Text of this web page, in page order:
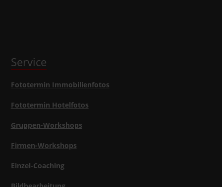
Service
Fototermin Immobilienfotos
Fototermin Hotelfotos
Gruppen-Workshops
Firmen-Workshops
Einzel-Coaching